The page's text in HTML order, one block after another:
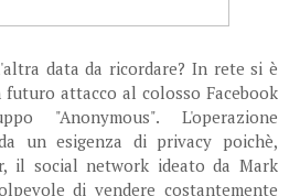
data da ricordare? In rete si è
attacco al colosso Facebook
"Anonymous". L'operazione
un esigenza di privacy poichè,
il social network ideato da Mark
di vendere costantemente